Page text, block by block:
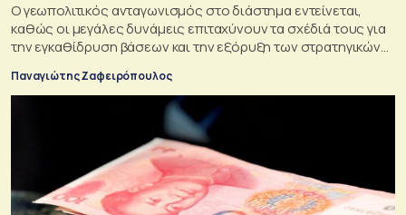
Ο γεωπολιτικός ανταγωνισμός στο διάστημα εντείνεται,
καθώς οι μεγάλες δυνάμεις επιταχύνουν τα σχέδιά τους για
την εγκαθίδρυση βάσεων και την εξόρυξη των στρατηγικών
πόρων της Σελήνης
Παναγιώτης Ζαφειρόπουλος